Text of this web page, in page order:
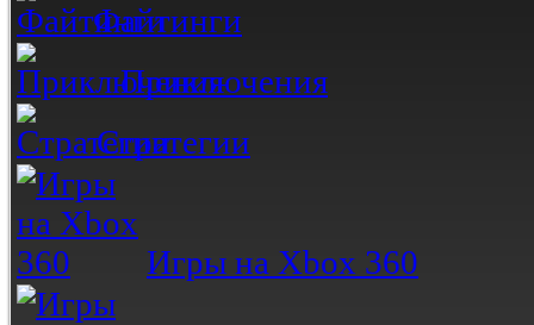
Файтинги
Приключения
Стратегии
Игры на Xbox 360